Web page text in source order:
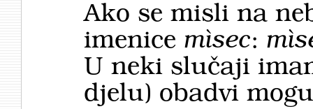
Ako se misli na
imenice mìsec:
U neki slučaji
djelu) obadvi